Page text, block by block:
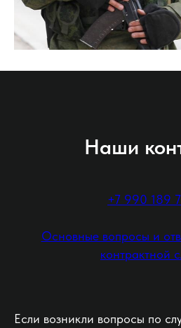
Наши
+7 990 189
Основные вопросы и
контрактной
Если возникли вопросы по